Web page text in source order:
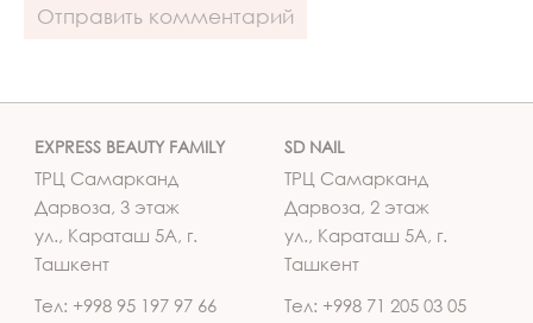
EXPRESS BEAUTY FAMILY
ТРЦ Самарканд
Дарвоза, 3 этаж
ул., Караташ 5А, г.
Ташкент
Тел: +998 95 197 97 66
SD NAIL
ТРЦ Самарканд
Дарвоза, 2 этаж
ул., Караташ 5А, г.
Ташкент
Тел: +998 71 205 03 05